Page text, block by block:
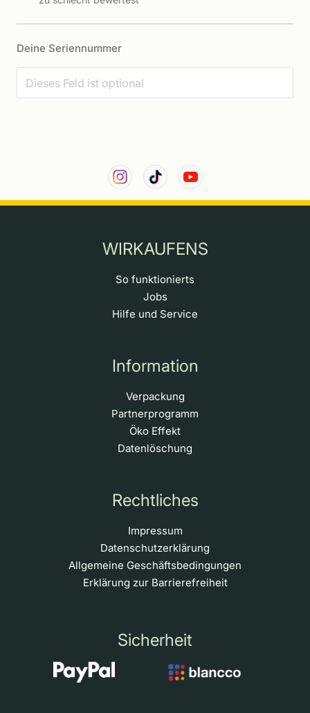
Deine Seriennummer
WIRKAUFENS
So funktionierts
Jobs
Hilfe und Service
Information
Verpackung
Partnerprogramm
Öko Effekt
Datenlöschung
Rechtliches
Impressum
Datenschutzerklärung
Allgemeine Geschäftsbedingungen
Erklärung zur Barrierefreiheit
Sicherheit